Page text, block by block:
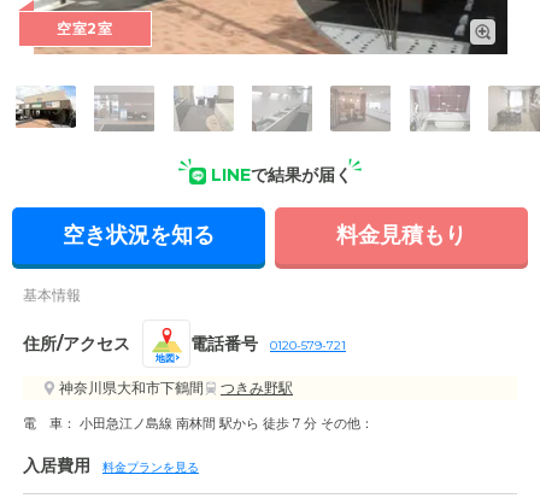
空室2室
LINEで結果が届く
空き状況を知る 料金見積もり
基本情報
住所/アクセス
地図
電話番号 0120-579-721
神奈川県大和市下鶴間 つきみ野駅
電 車： 小田急江ノ島線 南林間 駅から 徒歩 7 分 その他：
入居費用 料金プランを見る